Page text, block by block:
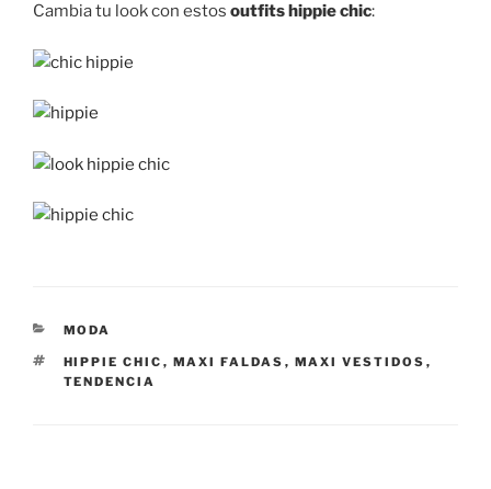
Cambia tu look con estos outfits hippie chic:
CATEGORÍAS
MODA
ETIQUETAS
HIPPIE CHIC , MAXI FALDAS , MAXI VESTIDOS ,
TENDENCIA